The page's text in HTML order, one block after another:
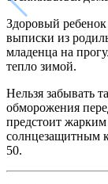
Здоровый
выписки из
младенца на
тепло зимой.
Нельзя забывать
обморожения
предстоит жарким
солнцезащитным
50.